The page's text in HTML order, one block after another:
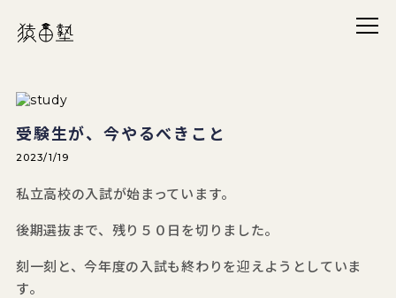
メニ
猿田塾
受験生が、今やるべきこと
2023/1/19
私立高校の入試が始まっています。
後期選抜まで、残り５０日を切りました。
刻一刻と、今年度の入試も終わりを迎えようとしていま
す。